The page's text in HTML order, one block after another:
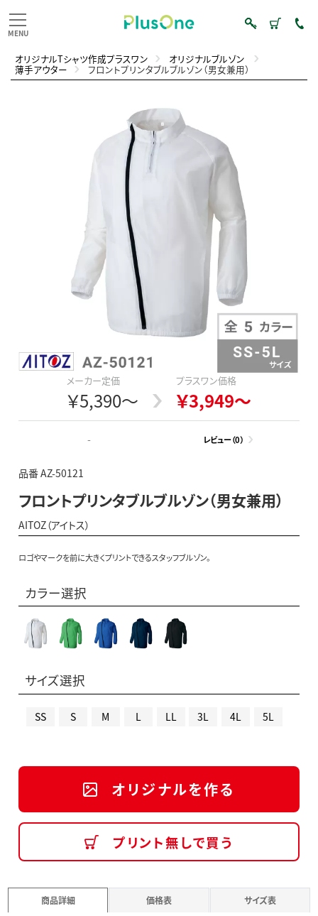
オリジナルTシャツ作成プラスワン オリジナルブルゾン
薄手アウター フロントプリンタブルブルゾン（男女兼用）
メーカー定価
￥5,390～
プラスワン価格
￥3,949～
- レビュー（0）
品番 AZ-50121
フロントプリンタブルブルゾン（男女兼用）
AITOZ（アイトス）
ロゴやマークを前に大きくプリントできるスタッフブルゾン。
カラー選択
サイズ選択
SS S M L LL 3L 4L 5L
オリジナルを作る
プリント無しで買う
商品詳細 価格表 サイズ表